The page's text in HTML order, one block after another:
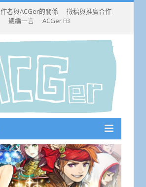
作者與ACGer的關係
徵稿與推廣合作
總編一言
ACGer FB